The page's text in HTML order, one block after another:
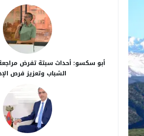
أبو سكسو: أحداث سبتة تفرض
الشباب وتعزيز فرص